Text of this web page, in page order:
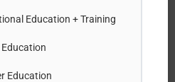
Education + Training
Education